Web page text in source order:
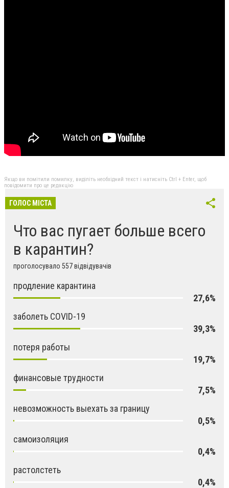
Якщо ви помітили помилку, виділіть необхідний текст і натисніть Ctrl + Enter, щоб
повідомити про це редакцію
ГОЛОС МІСТА
Что вас пугает больше всего
в карантин?
проголосувало 557 відвідувачів
продление карантина
27,6%
заболеть COVID-19
39,3%
потеря работы
19,7%
финансовые трудности
7,5%
невозможность выехать за границу
0,5%
самоизоляция
0,4%
растолстеть
0,4%